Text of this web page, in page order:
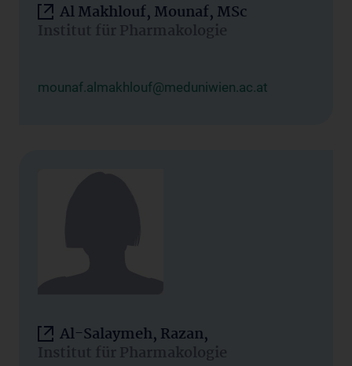
Al Makhlouf, Mounaf, MSc
Institut für Pharmakologie
mounaf.almakhlouf@meduniwien.ac.at
Al-Salaymeh, Razan,
Institut für Pharmakologie